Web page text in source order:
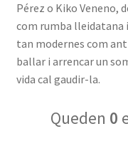
Pérez o Kiko Veneno,
com rumba lleidatana
tan modernes com
ballar i arrencar un
vida cal gaudir-la.
Queden 0